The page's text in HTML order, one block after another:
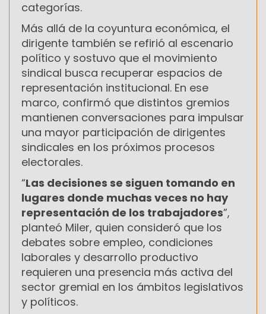
categorías.
Más allá de la coyuntura económica, el
dirigente también se refirió al escenario
político y sostuvo que el movimiento
sindical busca recuperar espacios de
representación institucional. En ese
marco, confirmó que distintos gremios
mantienen conversaciones para impulsar
una mayor participación de dirigentes
sindicales en los próximos procesos
electorales.
“Las decisiones se siguen tomando en
lugares donde muchas veces no hay
representación de los trabajadores”,
planteó Miler, quien consideró que los
debates sobre empleo, condiciones
laborales y desarrollo productivo
requieren una presencia más activa del
sector gremial en los ámbitos legislativos
y políticos.